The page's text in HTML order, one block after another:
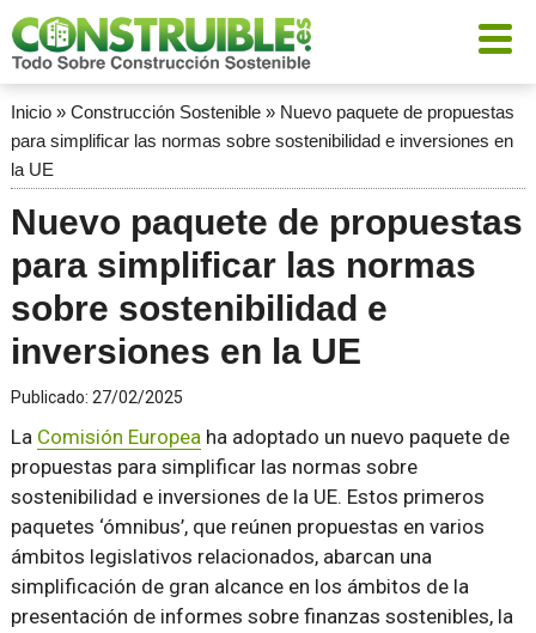
Inicio» Construcción Sostenible» Nuevo paquete de propuestas
para simplificar las normas sobre sostenibilidad e inversiones en
la UE
Nuevo paquete de propuestas
para simplificar las normas
sobre sostenibilidad e
inversiones en la UE
Publicado: 27/02/2025
La Comisión Europeaha adoptado un nuevo paquete de
propuestas para simplificar las normas sobre
sostenibilidad e inversiones de la UE. Estos primeros
paquetes ‘ómnibus’, que reúnen propuestas en varios
ámbitos legislativos relacionados, abarcan una
simplificación de gran alcance en los ámbitos de la
presentación de informes sobre finanzas sostenibles, la